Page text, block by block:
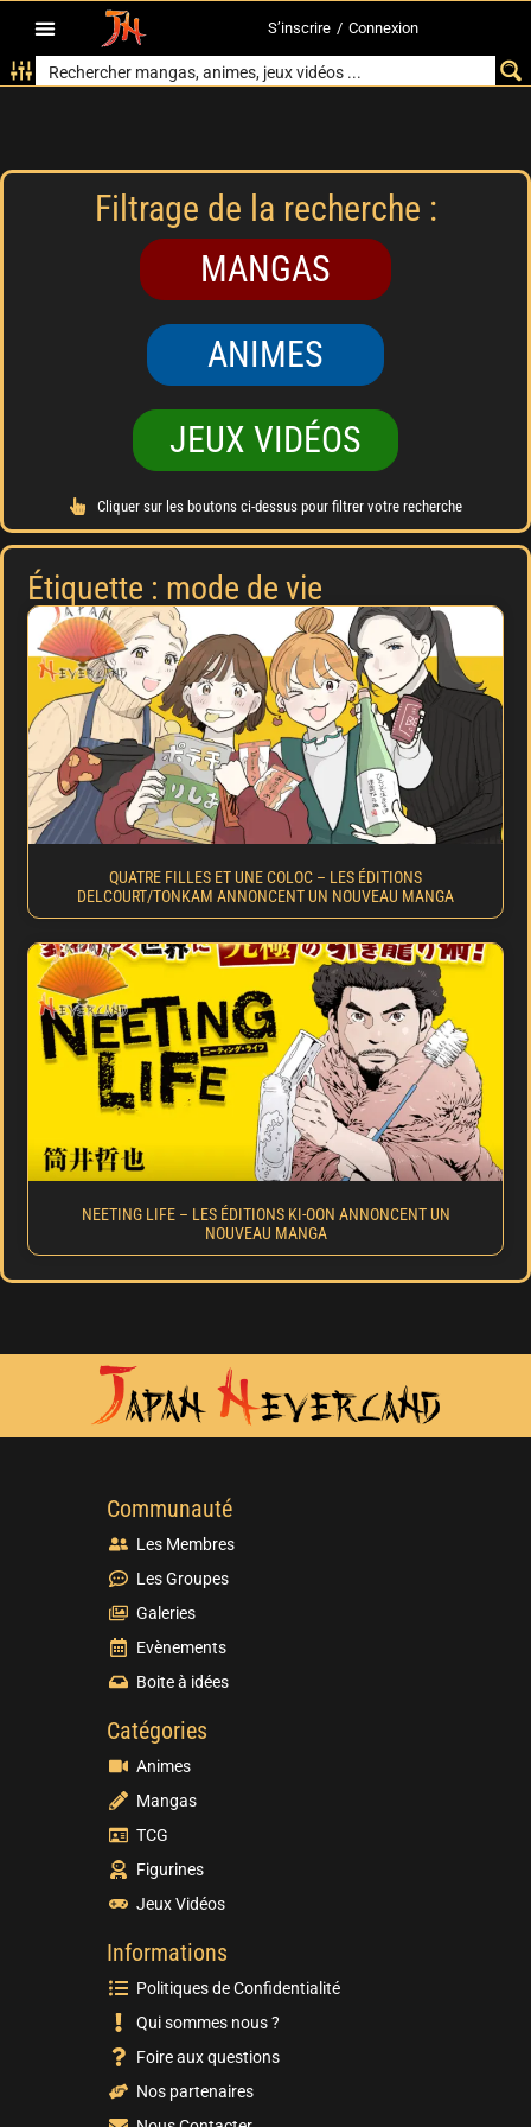
S’inscrire / Connexion
Filtrage de la recherche :
MANGAS
ANIMES
JEUX VIDÉOS
Cliquer sur les boutons ci-dessus pour filtrer votre recherche
Étiquette : mode de vie
QUATRE FILLES ET UNE COLOC – LES ÉDITIONS
DELCOURT/TONKAM ANNONCENT UN NOUVEAU MANGA
NEETING LIFE – LES ÉDITIONS KI-OON ANNONCENT UN
NOUVEAU MANGA
Communauté
Les Membres
Les Groupes
Galeries
Evènements
Boite à idées
Catégories
Animes
Mangas
TCG
Figurines
Jeux Vidéos
Informations
Politiques de Confidentialité
Qui sommes nous ?
Foire aux questions
Nos partenaires